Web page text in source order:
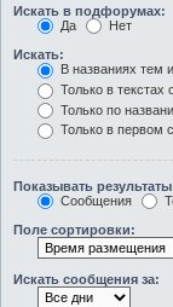
Искать в подфорумах:
Да
Нет
Искать:
В названиях тем
Только в текстах
Только по
Только в первом
Показывать результаты
Сообщения
Поле сортировки:
Искать сообщения за: